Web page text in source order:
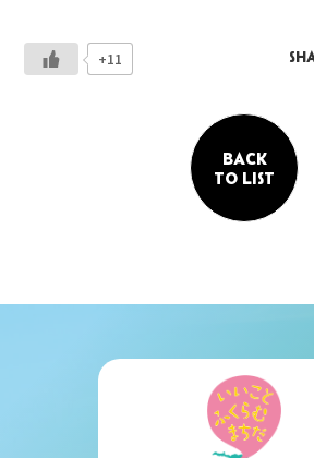
+11
BACK
TO LIST